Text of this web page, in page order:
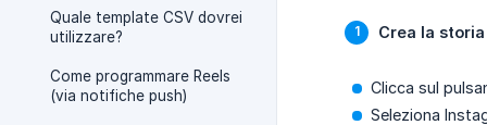
Quale template CSV dovrei
utilizzare?
Come programmare Reels
(via notifiche push)
Crea la
Clicca sul
Seleziona